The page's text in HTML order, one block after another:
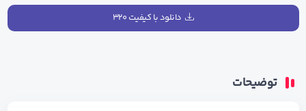
دانلود با کیفیت ۳۲۰
توضیحات